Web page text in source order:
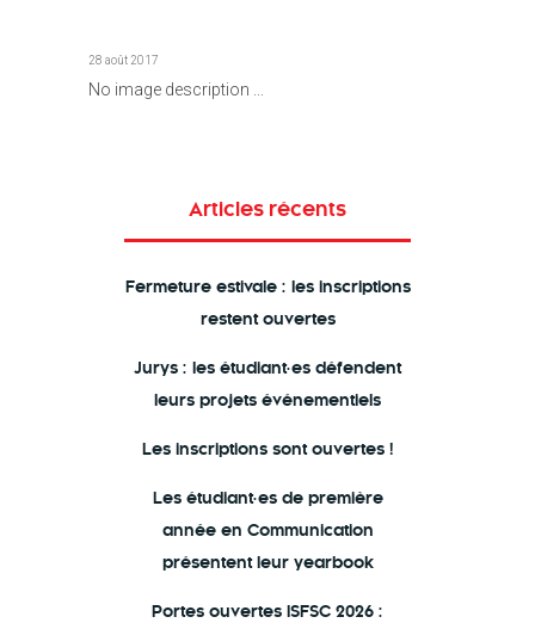
28 août 2017
No image description ...
Articles récents
Fermeture estivale : les inscriptions
restent ouvertes
Jurys : les étudiant·es défendent
leurs projets événementiels
Les inscriptions sont ouvertes !
Les étudiant·es de première
année en Communication
présentent leur yearbook
Portes ouvertes ISFSC 2026 :